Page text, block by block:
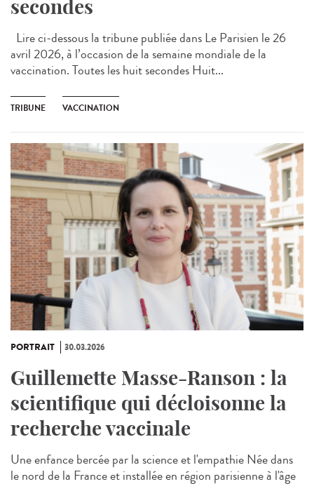
secondes
Lire ci-dessous la tribune publiée dans Le Parisien le 26
avril 2026, à l’occasion de la semaine mondiale de la
vaccination. Toutes les huit secondes Huit...
TRIBUNE VACCINATION
PORTRAIT 30.03.2026
Guillemette Masse-Ranson : la
scientifique qui décloisonne la
recherche vaccinale
Une enfance bercée par la science et l'empathie Née dans
le nord de la France et installée en région parisienne à l'âge